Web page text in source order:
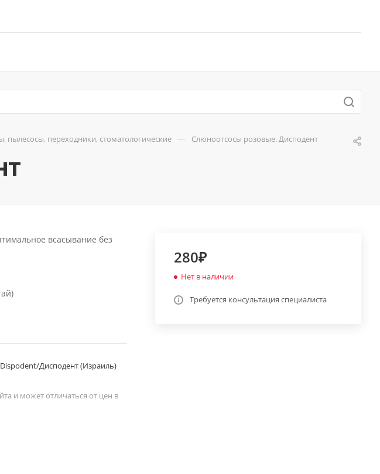
пылесосы, переходники, стоматологические — Слюноотсосы розовые. Дисподент
280₽
Нет в наличии
Требуется консультация специалиста
всасывание без
Дисподент (Израиль)
и может отличаться от цен в